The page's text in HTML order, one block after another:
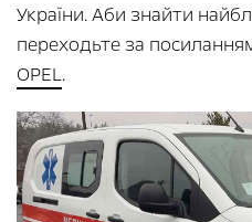
України. Аби знайти
переходьте за
OPEL.